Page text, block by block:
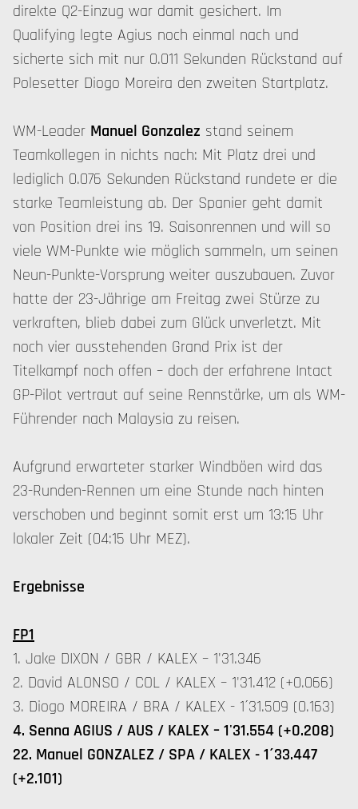
direkte Q2-Einzug war damit gesichert. Im
Qualifying legte Agius noch einmal nach und
sicherte sich mit nur 0.011 Sekunden Rückstand auf
Polesetter Diogo Moreira den zweiten Startplatz.
WM-Leader Manuel Gonzalez stand seinem
Teamkollegen in nichts nach: Mit Platz drei und
lediglich 0.076 Sekunden Rückstand rundete er die
starke Teamleistung ab. Der Spanier geht damit
von Position drei ins 19. Saisonrennen und will so
viele WM-Punkte wie möglich sammeln, um seinen
Neun-Punkte-Vorsprung weiter auszubauen. Zuvor
hatte der 23-Jährige am Freitag zwei Stürze zu
verkraften, blieb dabei zum Glück unverletzt. Mit
noch vier ausstehenden Grand Prix ist der
Titelkampf noch offen – doch der erfahrene Intact
GP-Pilot vertraut auf seine Rennstärke, um als WM-
Führender nach Malaysia zu reisen.
Aufgrund erwarteter starker Windböen wird das
23-Runden-Rennen um eine Stunde nach hinten
verschoben und beginnt somit erst um 13:15 Uhr
lokaler Zeit (04:15 Uhr MEZ).
Ergebnisse
FP1
1. Jake DIXON / GBR / KALEX – 1'31.346
2. David ALONSO / COL / KALEX – 1'31.412 (+0.066)
3. Diogo MOREIRA / BRA / KALEX - 1´31.509 (0.163)
4. Senna AGIUS / AUS / KALEX – 1'31.554 (+0.208)
22. Manuel GONZALEZ / SPA / KALEX - 1´33.447
(+2.101)